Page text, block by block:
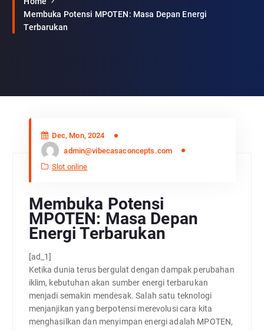
Membuka Potensi MPOTEN: Masa Depan Energi
Terbarukan
Dec, Mon, 2024
admin@vibecasaconcepts.com
Slot online
Membuka Potensi
MPOTEN: Masa Depan
Energi Terbarukan
[ad_1]
Ketika dunia terus bergulat dengan dampak perubahan
iklim, kebutuhan akan sumber energi terbarukan
menjadi semakin mendesak. Salah satu teknologi
menjanjikan yang berpotensi merevolusi cara kita
menghasilkan dan menyimpan energi adalah MPOTEN,